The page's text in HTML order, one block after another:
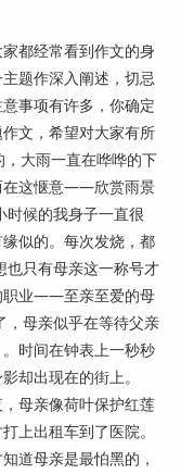
都经常看到作文的身
题作深入阐述，切忌
事项有许多，你确定
文，希望对大家有所
大雨一直在哗哗的下
在这惬意——欣赏雨景
候的我身子一直很
似的。每次发烧，都
只有母亲这一称号才
职业——至亲至爱的母
母亲似乎在等待父亲
时间在钟表上一秒秒
影却出现在的街上。
母亲像荷叶保护红莲
上出租车到了医院。
道母亲是最怕黑的，